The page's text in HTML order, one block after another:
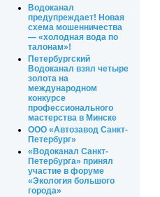
Водоканал
предупреждает! Новая
схема мошенничества
— «холодная вода по
талонам»!
Петербургский
Водоканал взял четыре
золота на
международном
конкурсе
профессионального
мастерства в Минске
ООО «Автозавод Санкт-
Петербург»
«Водоканал Санкт-
Петербурга» принял
участие в форуме
«Экология большого
города»